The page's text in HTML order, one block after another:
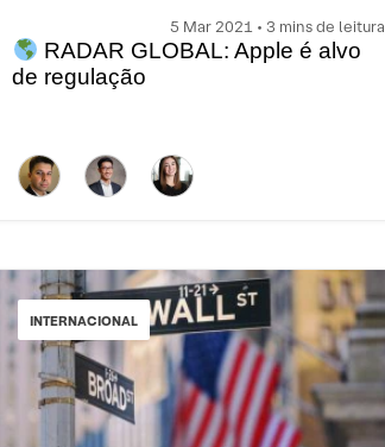
5 Mar 2021 • 3 mins de leitura
RADAR GLOBAL: Apple é alvo
de regulação
INTERNACIONAL